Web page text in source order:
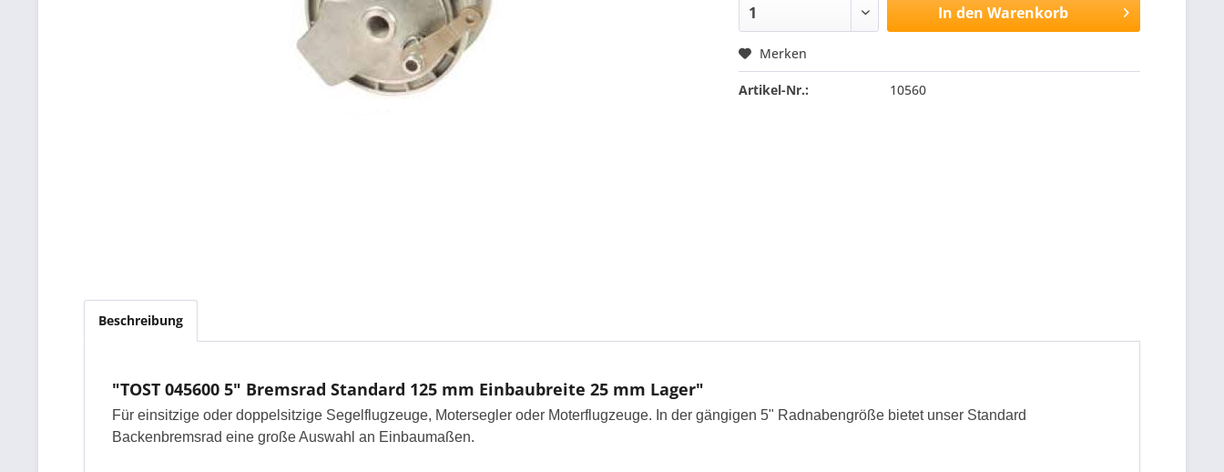
In den Warenkorb
Merken
Artikel-Nr.: 10560
Beschreibung
"TOST 045600 5" Bremsrad Standard 125 mm Einbaubreite 25 mm Lager"
Für einsitzige oder doppelsitzige Segelflugzeuge, Motersegler oder Moterflugzeuge. In der gängigen 5" Radnabengröße bietet unser Standard
Backenbremsrad eine große Auswahl an Einbaumaßen.